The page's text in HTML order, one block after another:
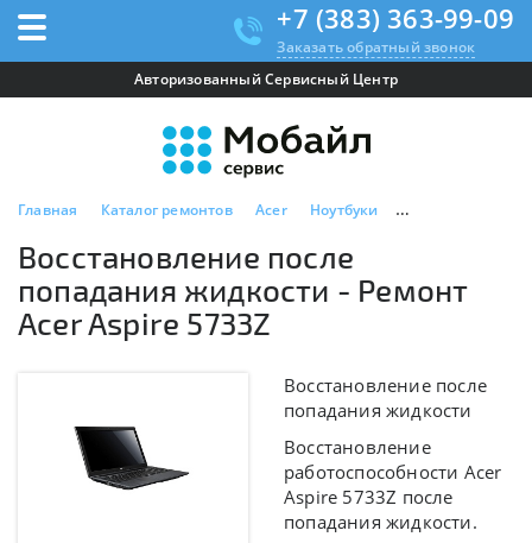
+7 (383) 363-99-09
Заказать обратный звонок
Авторизованный Сервисный Центр
Главная Каталог ремонтов Acer Ноутбуки Acer Aspire 5733Z
Восстановление после
попадания жидкости - Ремонт
Acer Aspire 5733Z
Восстановление после
попадания жидкости
Восстановление
работоспособности Acer
Aspire 5733Z после
попадания жидкости.